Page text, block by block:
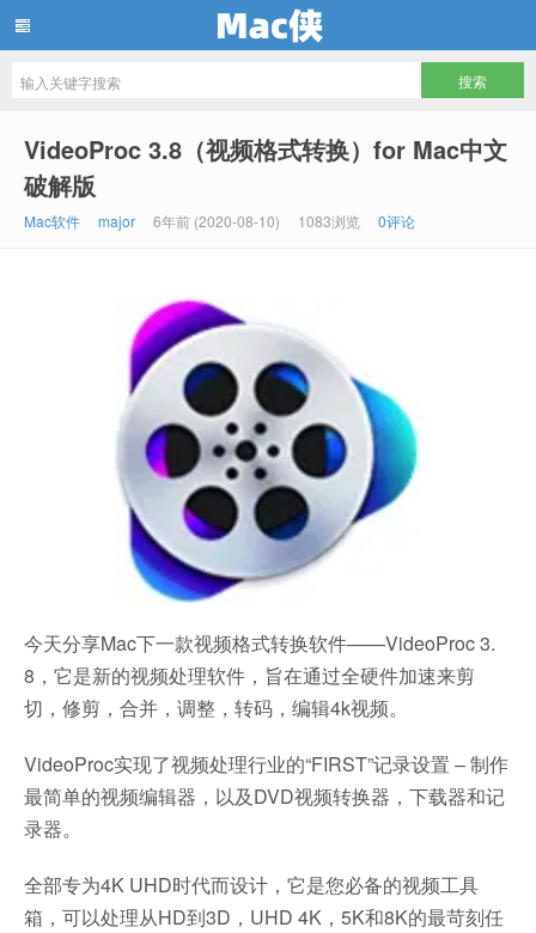
VideoProc 3.8（视频格式转换）for Mac中文
破解版
Mac软件 major 6年前 (2020-08-10) 1083浏览 0评论
今天分享Mac下一款视频格式转换软件——VideoProc 3.
8，它是新的视频处理软件，旨在通过全硬件加速来剪
切，修剪，合并，调整，转码，编辑4k视频。
VideoProc实现了视频处理行业的“FIRST”记录设置 – 制作
最简单的视频编辑器，以及DVD视频转换器，下载器和记
录器。
全部专为4K UHD时代而设计，它是您必备的视频工具
箱，可以处理从HD到3D，UHD 4K，5K和8K的最苛刻任